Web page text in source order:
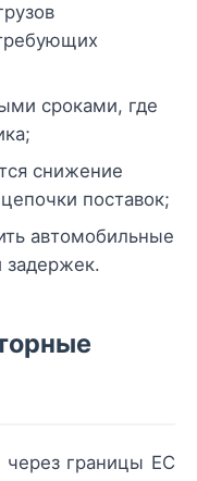
сроками, где
снижение
поставок;
автомобильные
задержек.
через границы ЕС